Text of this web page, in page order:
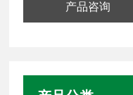
产品咨询